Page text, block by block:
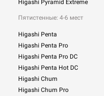
Higashi Pyramid Extreme
Пятистенные: 4-6 мест
Higashi Penta
Higashi Penta Pro
Higashi Penta Pro DC
Higashi Penta Hot DC
Higashi Chum
Higashi Chum Pro